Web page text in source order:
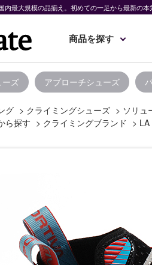
内最大規模の品揃え。初めての一足から最新の
商品を探す
ーズ アプローチシューズ
グ > クライミングシューズ > ソリュ
ら探す > クライミングブランド >